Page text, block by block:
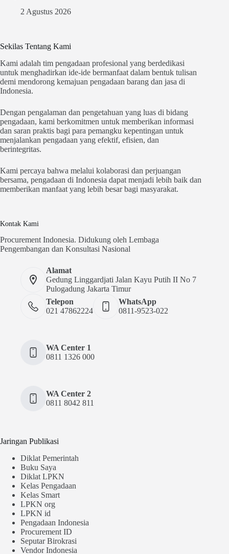
2 Agustus 2026
Sekilas Tentang Kami
Kami adalah tim pengadaan profesional yang berdedikasi
untuk menghadirkan ide-ide bermanfaat dalam bentuk tulisan
demi mendorong kemajuan pengadaan barang dan jasa di
Indonesia.
Dengan pengalaman dan pengetahuan yang luas di bidang
pengadaan, kami berkomitmen untuk memberikan informasi
dan saran praktis bagi para pemangku kepentingan untuk
menjalankan pengadaan yang efektif, efisien, dan
berintegritas.
Kami percaya bahwa melalui kolaborasi dan perjuangan
bersama, pengadaan di Indonesia dapat menjadi lebih baik dan
memberikan manfaat yang lebih besar bagi masyarakat.
Kontak Kami
Procurement Indonesia. Didukung oleh Lembaga
Pengembangan dan Konsultasi Nasional
Alamat
Gedung Linggardjati Jalan Kayu Putih II No 7
Pulogadung Jakarta Timur
Telepon
021 47862224
WhatsApp
0811-9523-022
WA Center 1
0811 1326 000
WA Center 2
0811 8042 811
Jaringan Publikasi
Diklat Pemerintah
Buku Saya
Diklat LPKN
Kelas Pengadaan
Kelas Smart
LPKN org
LPKN id
Pengadaan Indonesia
Procurement ID
Seputar Birokrasi
Vendor Indonesia